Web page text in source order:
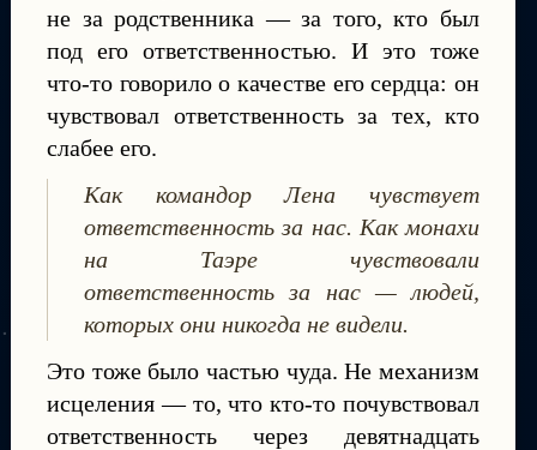
не за родственника — за того, кто был
под его ответственностью. И это тоже
что-то говорило о качестве его сердца: он
чувствовал ответственность за тех, кто
слабее его.
Как командор Лена чувствует
ответственность за нас. Как монахи
на Таэре чувствовали
ответственность за нас — людей,
которых они никогда не видели.
Это тоже было частью чуда. Не механизм
исцеления — то, что кто-то почувствовал
ответственность через девятнадцать